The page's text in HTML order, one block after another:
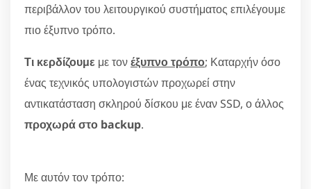
περιβάλλον του λειτουργικού συστήματος επιλέγουμε
πιο έξυπνο τρόπο.
Τι κερδίζουμε με τονέξυπνο τρόπο; Καταρχήν όσο
ένας τεχνικός υπολογιστών προχωρεί στην
αντικατάσταση σκληρού δίσκου με έναν SSD, ο άλλος
προχωρά στο backup.
Με αυτόν τον τρόπο: